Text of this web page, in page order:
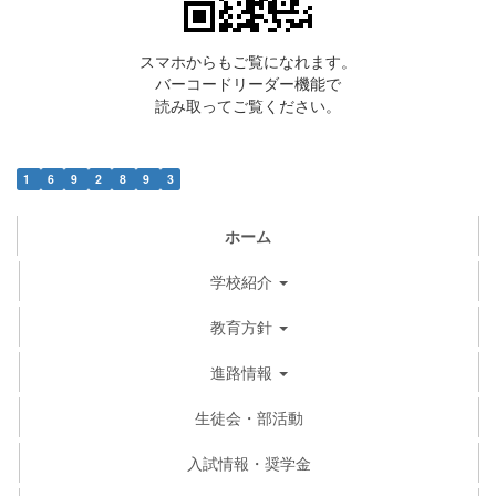
スマホからもご覧になれます。
バーコードリーダー機能で
読み取ってご覧ください。
1 6 9 2 8 9 3
ホーム
学校紹介
教育方針
進路情報
生徒会・部活動
入試情報・奨学金